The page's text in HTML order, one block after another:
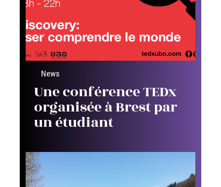
News
Une conférence TEDx
organisée à Brest par
un étudiant